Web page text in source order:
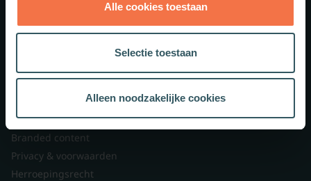
Alle cookies toestaan
Selectie toestaan
Alleen noodzakelijke cookies
Nieuwsbrieven
Veelgestelde vragen
Contact
Branded content
Privacy & voorwaarden
Herroepingsrecht